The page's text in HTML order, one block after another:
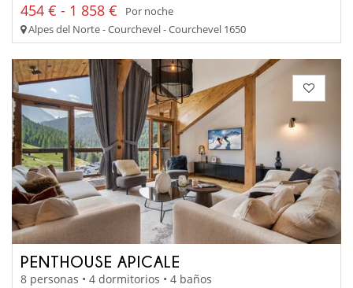
454 € - 1 858 €
Por noche
Alpes del Norte - Courchevel - Courchevel 1650
PENTHOUSE APICALE
8 personas • 4 dormitorios • 4 baños